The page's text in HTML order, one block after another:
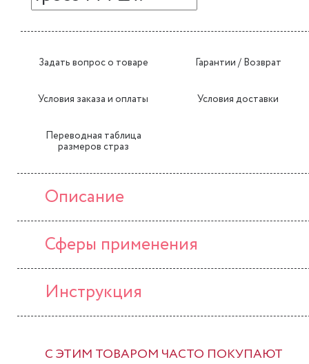
Задать вопрос о товаре Гарантии / Возврат
Условия заказа и оплаты Условия доставки
Переводная таблица
размеров страз
Описание
Сферы применения
Инструкция
С ЭТИМ ТОВАРОМ ЧАСТО ПОКУПАЮТ